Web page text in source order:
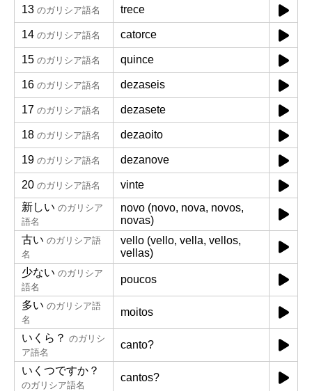
13 のガリシア語名 trece
14 のガリシア語名 catorce
15 のガリシア語名 quince
16 のガリシア語名 dezaseis
17 のガリシア語名 dezasete
18 のガリシア語名 dezaoito
19 のガリシア語名 dezanove
20 のガリシア語名
vinte
新しい のガリシア
語名
novo (novo, nova, novos,
novas)
古い のガリシア語
名
vello (vello, vella, vellos,
vellas)
少ない のガリシア
語名
poucos
多い のガリシア語
名
moitos
いくら？ のガリシ
ア語名
canto?
いくつですか？
のガリシア語名
cantos?